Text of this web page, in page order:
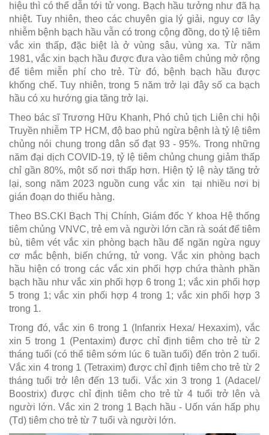
hiệu thì có thể dẫn tới tử vong. Bạch hầu tưởng như đã hạ
nhiệt. Tuy nhiên, theo các chuyên gia lý giải, nguy cơ lây
nhiễm bệnh bạch hầu vẫn có trong cộng đồng, do tỷ lệ tiêm
vắc xin thấp, đặc biệt là ở vùng sâu, vùng xa. Từ năm
1981, vắc xin bạch hầu được đưa vào tiêm chủng mở rộng
để tiêm miễn phí cho trẻ. Từ đó, bệnh bạch hầu được
khống chế. Tuy nhiên, trong 5 năm trở lại đây số ca bạch
hầu có xu hướng gia tăng trở lại.
Theo bác sĩ Trương Hữu Khanh, Phó chủ tịch Liên chi hội
Truyền nhiễm TP HCM, độ bao phủ ngừa bệnh là tỷ lệ tiêm
chủng nói chung trong dân số đạt 93 - 95%. Trong những
năm đại dịch COVID-19, tỷ lệ tiêm chủng chung giảm thấp
chỉ gần 80%, một số nơi thấp hơn. Hiện tỷ lệ này tăng trở
lại, song năm 2023 nguồn cung vắc xin tại nhiều nơi bị
gián đoạn do thiếu hàng.
Theo BS.CKI Bạch Thị Chính, Giám đốc Y khoa Hệ thống
tiêm chủng VNVC, trẻ em và người lớn cần rà soát để tiêm
bù, tiêm vét vắc xin phòng bạch hầu để ngăn ngừa nguy
cơ mắc bệnh, biến chứng, tử vong. Vắc xin phòng bạch
hầu hiện có trong các vắc xin phối hợp chứa thành phần
bạch hầu như vắc xin phối hợp 6 trong 1; vắc xin phối hợp
5 trong 1; vắc xin phối hợp 4 trong 1; vắc xin phối hợp 3
trong 1.
Trong đó, vắc xin 6 trong 1 (Infanrix Hexa/ Hexaxim), vắc
xin 5 trong 1 (Pentaxim) được chỉ định tiêm cho trẻ từ 2
tháng tuổi (có thể tiêm sớm lúc 6 tuần tuổi) đến tròn 2 tuổi.
Vắc xin 4 trong 1 (Tetraxim) được chỉ định tiêm cho trẻ từ 2
tháng tuổi trở lên đến 13 tuổi. Vắc xin 3 trong 1 (Adacel/
Boostrix) được chỉ định tiêm cho trẻ từ 4 tuổi trở lên và
người lớn. Vắc xin 2 trong 1 Bạch hầu - Uốn ván hấp phụ
(Td) tiêm cho trẻ từ 7 tuổi và người lớn.